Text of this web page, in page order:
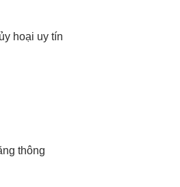
hoại uy tín
thông